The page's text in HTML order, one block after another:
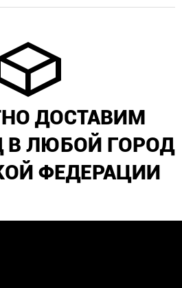
ДОСТАВИМ
В ЛЮБОЙ ГОРОД
ФЕДЕРАЦИИ